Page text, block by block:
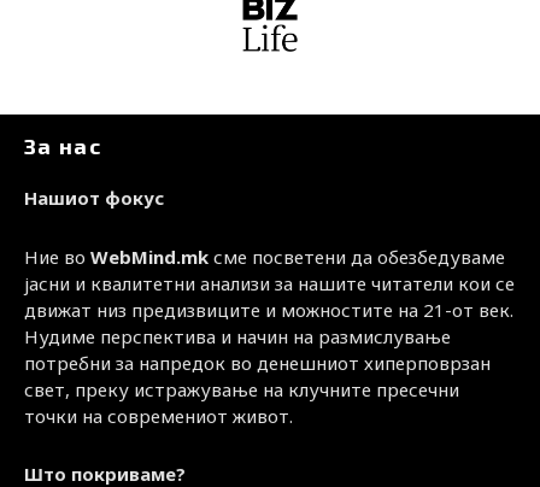
За нас
Нашиот фокус
Ние во WebMind.mk сме посветени да обезбедуваме
јасни и квалитетни анализи за нашите читатели кои се
движат низ предизвиците и можностите на 21-от век.
Нудиме перспектива и начин на размислување
потребни за напредок во денешниот хиперповрзан
свет, преку истражување на клучните пресечни
точки на современиот живот.
Што покриваме?